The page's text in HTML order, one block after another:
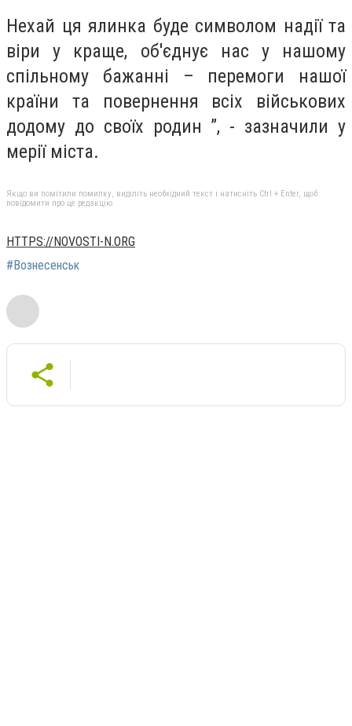
Нехай ця ялинка буде символом надії та
віри у краще, об'єднує нас у нашому
спільному бажанні – перемоги нашої
країни та повернення всіх військових
додому до своїх родин ”, - зазначили у
мерії міста.
Якщо ви помітили помилку, виділіть необхідний текст і натисніть Ctrl + Enter, щоб
повідомити про це редакцію
HTTPS://NOVOSTI-N.ORG
#Вознесенськ